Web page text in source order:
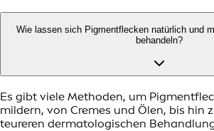
Wie lassen sich Pigmentflecken natürlich und
behandeln?
Es gibt viele Methoden, um
mildern, von Cremes und Ölen, bis hin
teureren dermatologischen